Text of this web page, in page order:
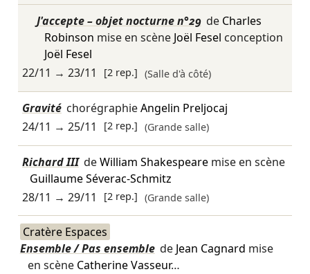
J'accepte – objet nocturne n°29 de Charles
Robinson mise en scène Joël Fesel conception
Joël Fesel
22/11 → 23/11 [2 rep.] (Salle d'à côté)
Gravité chorégraphieAngelin Preljocaj
24/11 → 25/11 [2 rep.] (Grande salle)
Richard III deWilliam Shakespearemise en scène
Guillaume Séverac-Schmitz
28/11 → 29/11 [2 rep.] (Grande salle)
Cratère Espaces
Ensemble / Pas ensemble de Jean Cagnard mise
en scène Catherine Vasseur…